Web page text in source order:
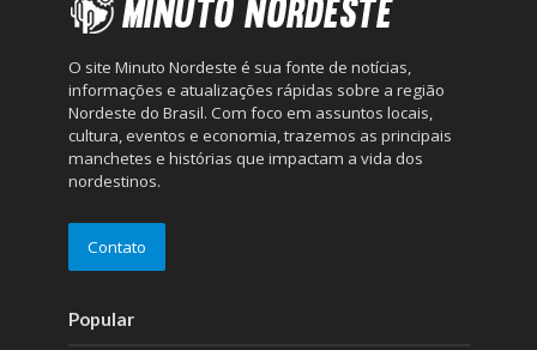
O site Minuto Nordeste é sua fonte de notícias,
informações e atualizações rápidas sobre a região
Nordeste do Brasil. Com foco em assuntos locais,
cultura, eventos e economia, trazemos as principais
manchetes e histórias que impactam a vida dos
nordestinos.
Contato
Popular